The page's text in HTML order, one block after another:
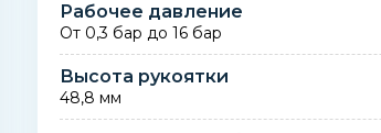
Рабочее давление
От 0,3 бар до 16 бар
Высота рукоятки
48,8 мм